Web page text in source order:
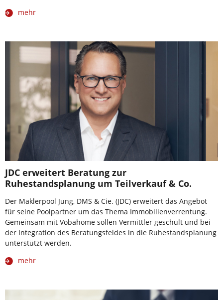
mehr
JDC erweitert Beratung zur
Ruhestandsplanung um Teilverkauf & Co.
Der Maklerpool Jung, DMS & Cie. (JDC) erweitert das Angebot
für seine Poolpartner um das Thema Immobilienverrentung.
Gemeinsam mit Vobahome sollen Vermittler geschult und bei
der Integration des Beratungsfeldes in die Ruhestandsplanung
unterstützt werden.
mehr